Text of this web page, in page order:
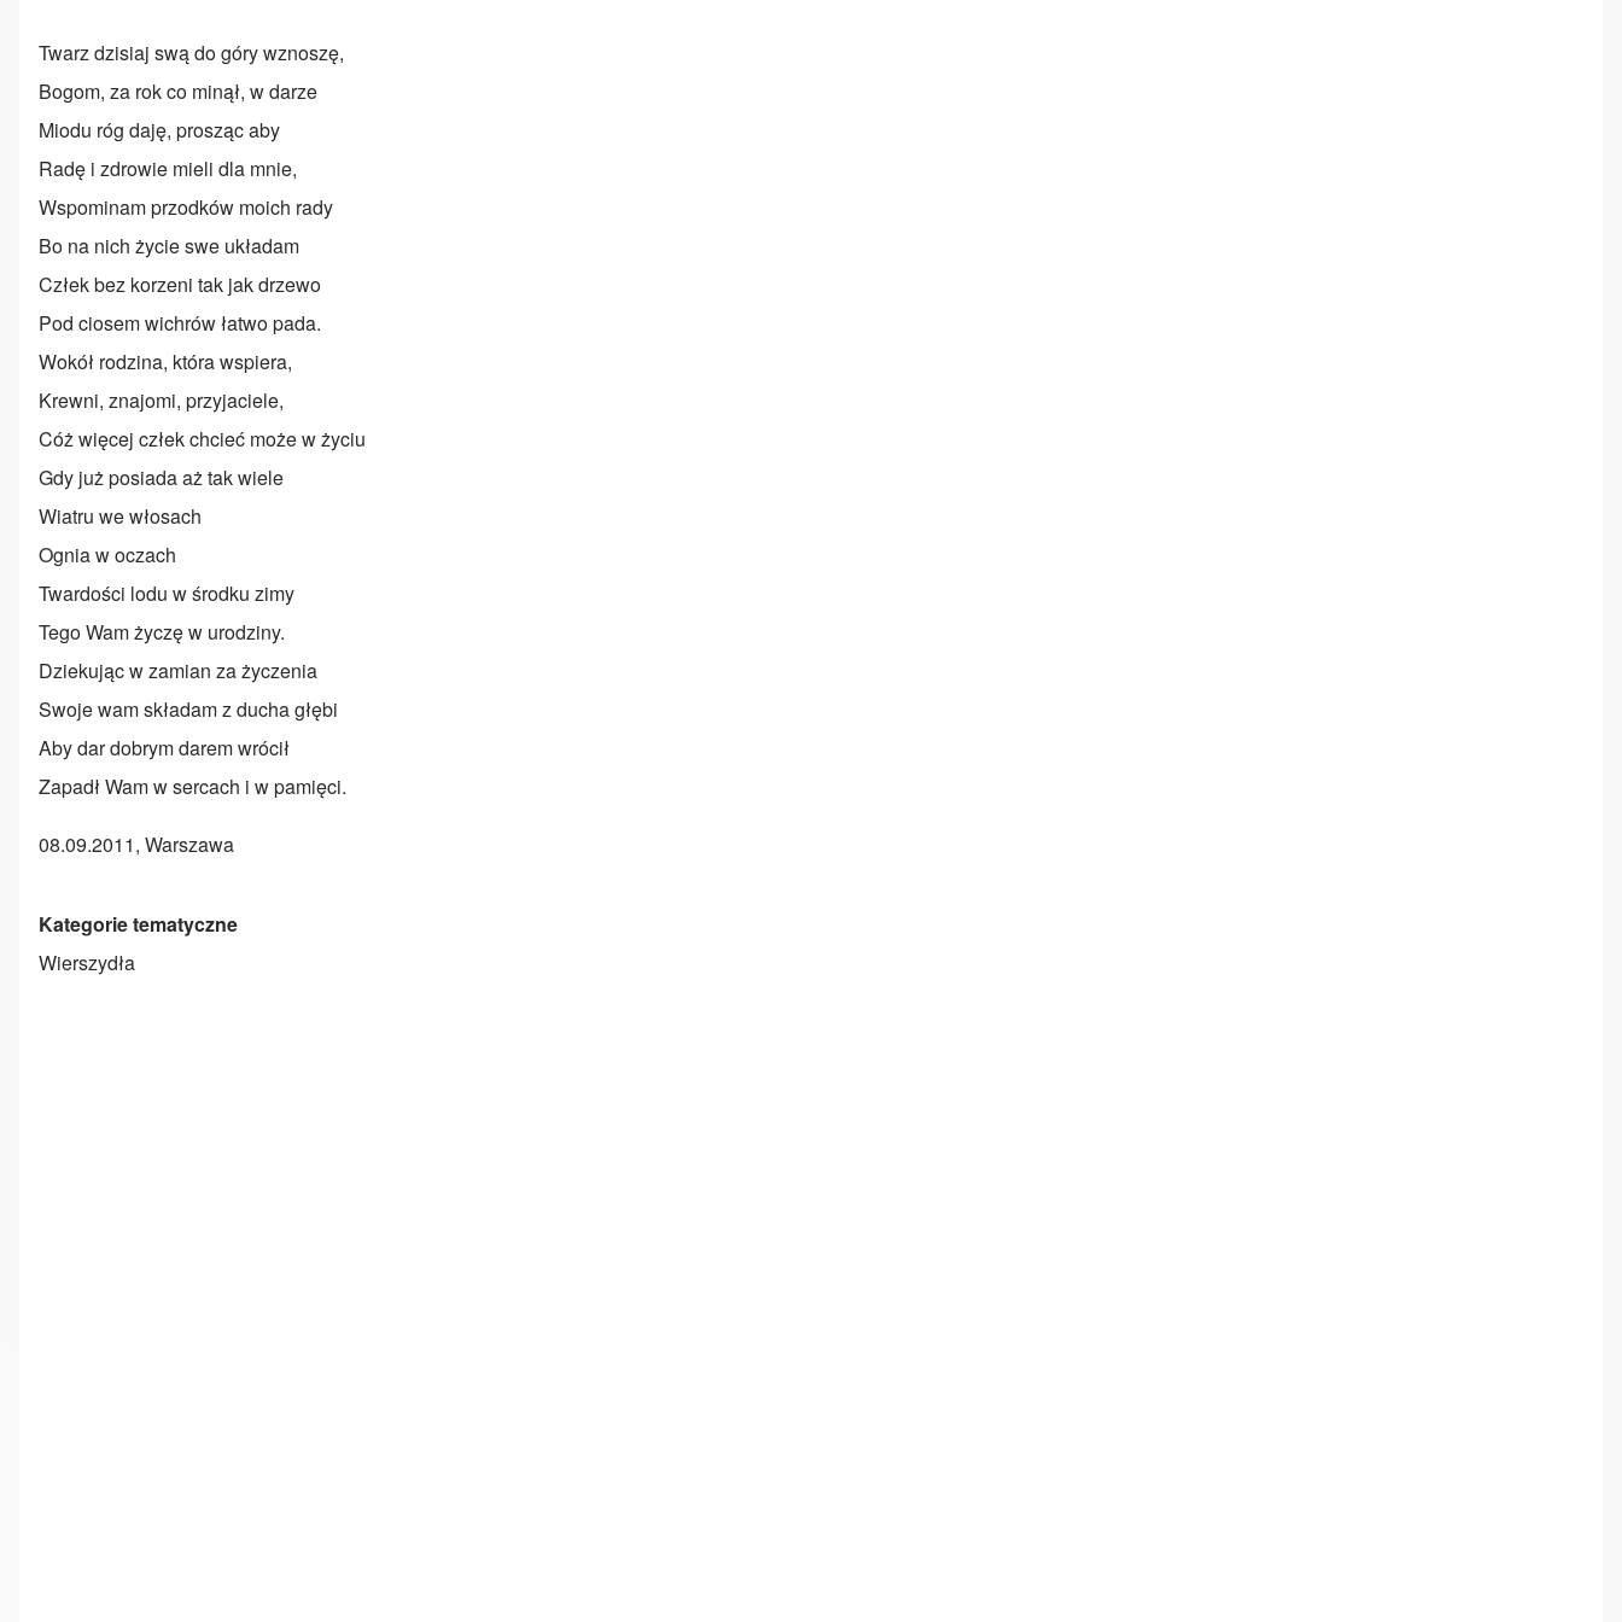
Twarz dzisiaj swą do góry wznoszę,
Bogom, za rok co minął, w darze
Miodu róg daję, prosząc aby
Radę i zdrowie mieli dla mnie,
Wspominam przodków moich rady
Bo na nich życie swe układam
Człek bez korzeni tak jak drzewo
Pod ciosem wichrów łatwo pada.
Wokół rodzina, która wspiera,
Krewni, znajomi, przyjaciele,
Cóż więcej człek chcieć może w życiu
Gdy już posiada aż tak wiele
Wiatru we włosach
Ognia w oczach
Twardości lodu w środku zimy
Tego Wam życzę w urodziny.
Dziekując w zamian za życzenia
Swoje wam składam z ducha głębi
Aby dar dobrym darem wrócił
Zapadł Wam w sercach i w pamięci.
08.09.2011, Warszawa
Kategorie tematyczne
Wierszydła